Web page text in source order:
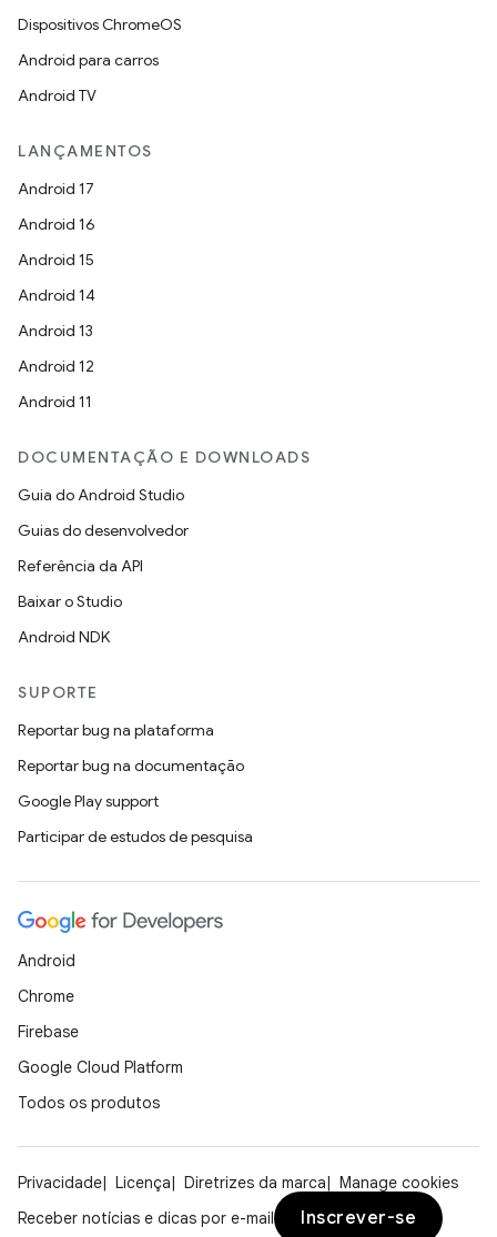
Dispositivos ChromeOS
Android para carros
Android TV
LANÇAMENTOS
Android 17
Android 16
Android 15
Android 14
Android 13
Android 12
Android 11
DOCUMENTAÇÃO E DOWNLOADS
Guia do Android Studio
Guias do desenvolvedor
Referência da API
Baixar o Studio
Android NDK
SUPORTE
Reportar bug na plataforma
Reportar bug na documentação
Google Play support
Participar de estudos de pesquisa
Android
Chrome
Firebase
Google Cloud Platform
Todos os produtos
Privacidade Licença Diretrizes da marca
Manage cookies
Receber notícias e dicas por e-mail
Inscrever-se